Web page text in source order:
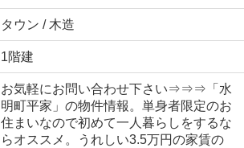
タウン / 木造
1階建
お気軽にお問い合わせ下さい⇒⇒⇒「水
明町平家」の物件情報。単身者限定のお
住まいなので初めて一人暮らしをするな
らオススメ。うれしい3.5万円の家賃の